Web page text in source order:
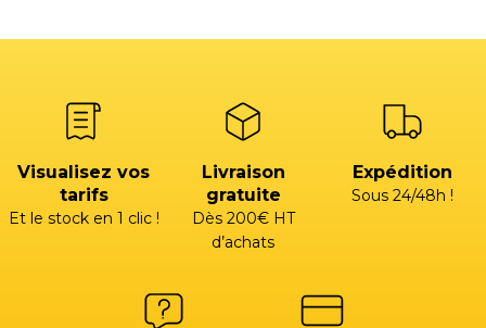
Visualisez vos
tarifs
Et le stock en 1 clic !
Livraison
gratuite
Dès 200€ HT
d’achats
Expédition
Sous 24/48h !